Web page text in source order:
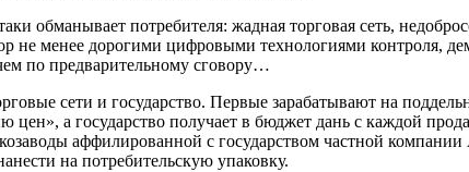
обманывает потребителя: жадная торговая сеть,
не менее дорогими цифровыми технологиями контроля,
по предварительному сговору…
сети и государство. Первые зарабатывают на
а государство получает в бюджет дань с каждой
аффилированной с государством частной
на потребительскую упаковку.